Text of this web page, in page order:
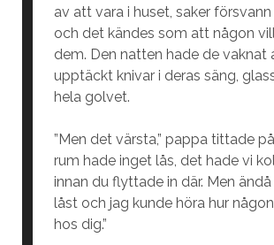
av att vara i huset, saker
och det kändes som att någon
dem. Den natten hade de vaknat
upptäckt knivar i deras säng,
hela golvet.
”Men det värsta,” pappa tittade
rum hade inget lås, det hade vi
innan du flyttade in där. Men
låst och jag kunde höra hur
hos dig.”